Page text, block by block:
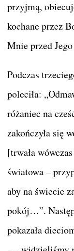
przyjmą,
kochane przez
Mnie przed
Podczas
poleciła:
różaniec na
zakończyła się
[trwała
światowa –
aby na świecie
pokój…”.
pokazała